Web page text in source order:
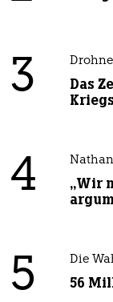
3
Das
4
„Wir
5 Die
56